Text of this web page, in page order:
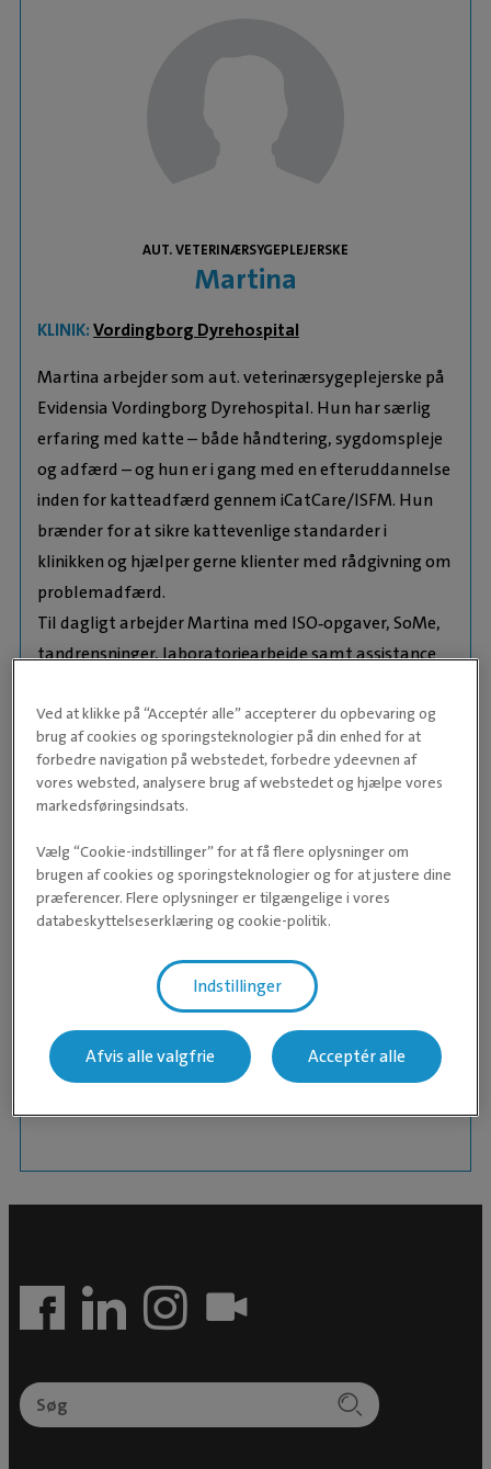
AUT. VETERINÆRSYGEPLEJERSKE
Martina
KLINIK:Vordingborg Dyrehospital
Martina arbejder som aut. veterinærsygeplejerske på
Evidensia Vordingborg Dyrehospital. Hun har særlig
erfaring med katte – både håndtering, sygdomspleje
og adfærd – og hun er i gang med en efteruddannelse
inden for katteadfærd gennem iCatCare/ISFM. Hun
brænder for at sikre kattevenlige standarder i
klinikken og hjælper gerne klienter med rådgivning om
problemadfærd.
Til dagligt arbejder Martina med ISO‑opgaver, SoMe,
tandrensninger, laboratoriearbejde samt assistance
Dyr:
To siameserdrenge, som hun har flasket op og
adopteret.
Martina er desuden plejefamilie for killinger med
Erfaring:
Martina har været ansat på Vordingborg Dyrehospital
siden januar 2026.
Internat med fokus på killinger, stressreducerende
håndtering og VSP‑konsultationer.
Hun har også erfaring fra både Albertslund Dyreklinik
og Dyrlægehuset Farum, hvor hun arbejdede med
Ved at klikke på “Acceptér alle” accepterer du opbevaring og
brug af cookies og sporingsteknologier på din enhed for at
forbedre navigation på webstedet, forbedre ydeevnen af
vores websted, analysere brug af webstedet og hjælpe vores
markedsføringsindsats.
Vælg “Cookie-indstillinger” for at få flere oplysninger om
brugen af cookies og sporingsteknologier og for at justere dine
præferencer. Flere oplysninger er tilgængelige i vores
databeskyttelseserklæring og cookie-politik.
Indstillinger
Afvis alle valgfrie Acceptér alle